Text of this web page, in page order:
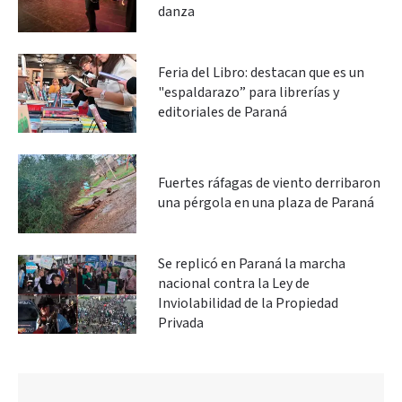
danza
Feria del Libro: destacan que es un
"espaldarazo” para librerías y
editoriales de Paraná
Fuertes ráfagas de viento derribaron
una pérgola en una plaza de Paraná
Se replicó en Paraná la marcha
nacional contra la Ley de
Inviolabilidad de la Propiedad
Privada